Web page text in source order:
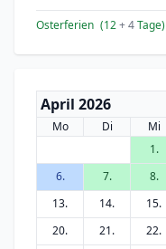
Osterferien (12+ 4Tage)
April 2026
Mo Di Mi
1.
6.
7. 8.
13.
14. 15.
20.
21. 22.